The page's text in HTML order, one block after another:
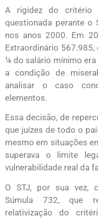
A rigidez do
questionada perante o
nos anos 2000. Em
Extraordinário
¼ do salário mínimo
a condição de
analisar o caso
elementos.
Essa decisão, de
que juízes de todo o
mesmo em situações
superava o limite
vulnerabilidade real da
O STJ, por sua vez,
Súmula 732, que
relativização do